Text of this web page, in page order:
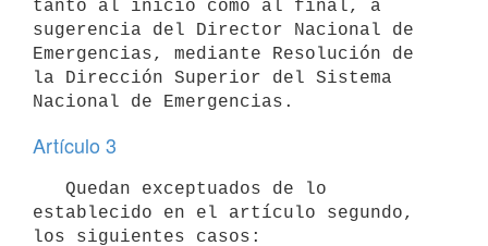
tanto al inicio como al final, a
sugerencia del Director Nacional de
Emergencias, mediante Resolución de
la Dirección Superior del Sistema
Artículo 3
establecido en el artículo segundo,
los siguientes casos: